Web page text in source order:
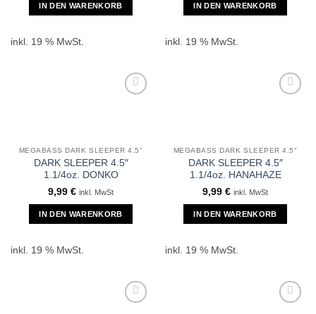
IN DEN WARENKORB
inkl. 19 % MwSt.
IN DEN WARENKORB
inkl. 19 % MwSt.
MEGABASS DARK SLEEPER 4.5"
DARK SLEEPER 4.5″
1.1/4oz. DONKO
9,99 € inkl. MwSt
IN DEN WARENKORB
inkl. 19 % MwSt.
MEGABASS DARK SLEEPER 4.5"
DARK SLEEPER 4.5″
1.1/4oz. HANAHAZE
9,99 € inkl. MwSt
IN DEN WARENKORB
inkl. 19 % MwSt.